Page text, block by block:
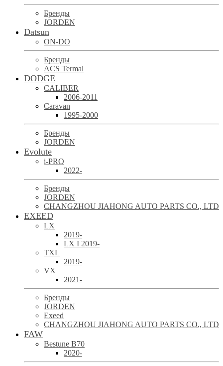
Бренды
JORDEN
Datsun
ON-DO
Бренды
ACS Termal
DODGE
CALIBER
2006-2011
Caravan
1995-2000
Бренды
JORDEN
Evolute
i-PRO
2022-
Бренды
JORDEN
CHANGZHOU JIAHONG AUTO PARTS CO., LTD
EXEED
LX
2019-
LX I 2019-
TXL
2019-
VX
2021-
Бренды
JORDEN
Exeed
CHANGZHOU JIAHONG AUTO PARTS CO., LTD
FAW
Bestune B70
2020-